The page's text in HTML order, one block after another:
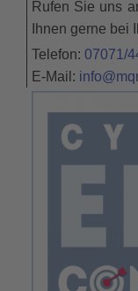
Rufen Sie uns
Ihnen gerne bei
Telefon: 07071/
E-Mail: